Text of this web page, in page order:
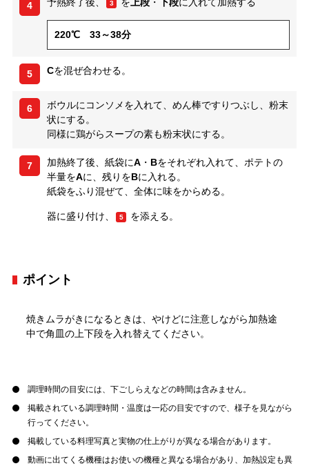
4 予熱終了後、 3 を上段 ・ 下段に入れて加熱する
220℃ 33～38分
5 Cを混ぜ合わせる。
6
ボウルにコンソメを入れて、めん棒ですりつぶし、粉末
状にする。
同様に鶏がらスープの素も粉末状にする。
7 加熱終了後、紙袋にA ・ Bをそれぞれ入れて、ポテトの
半量をAに、残りをBに入れる。
紙袋をふり混ぜて、全体に味をからめる。
器に盛り付け、 5 を添える。
ポイント
焼きムラがきになるときは、やけどに注意しながら加熱途
中で角皿の上下段を入れ替えてください。
調理時間の目安には、下ごしらえなどの時間は含みません。
掲載されている調理時間・温度は一応の目安ですので、様子を見ながら
行ってください。
掲載している料理写真と実物の仕上がりが異なる場合があります。
動画に出てくる機種はお使いの機種と異なる場合があり、加熱設定も異